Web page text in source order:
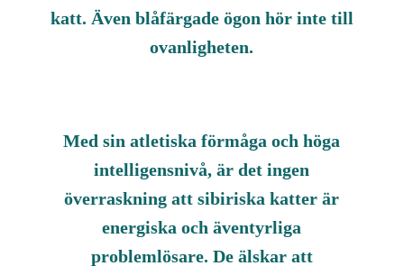
katt. Även blåfärgade ögon hör inte till
ovanligheten.
Med sin atletiska förmåga och höga
intelligensnivå, är det ingen
överraskning att sibiriska katter är
energiska och äventyrliga
problemlösare. De älskar att